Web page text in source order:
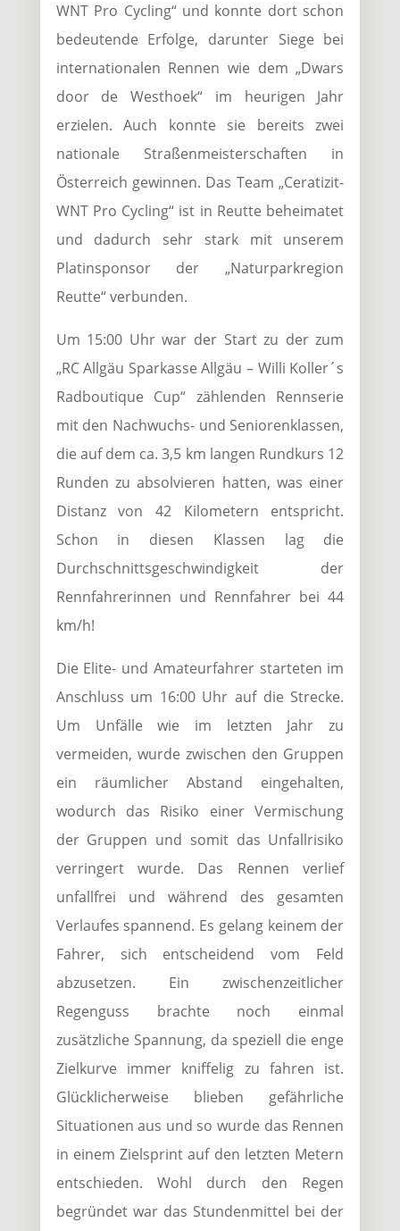
WNT Pro Cycling“ und konnte dort schon
bedeutende Erfolge, darunter Siege bei
internationalen Rennen wie dem „Dwars
door de Westhoek“ im heurigen Jahr
erzielen. Auch konnte sie bereits zwei
nationale Straßenmeisterschaften in
Österreich gewinnen. Das Team „Ceratizit-
WNT Pro Cycling“ ist in Reutte beheimatet
und dadurch sehr stark mit unserem
Platinsponsor der „Naturparkregion
Reutte“ verbunden.
Um 15:00 Uhr war der Start zu der zum
„RC Allgäu Sparkasse Allgäu – Willi Koller´s
Radboutique Cup“ zählenden Rennserie
mit den Nachwuchs- und Seniorenklassen,
die auf dem ca. 3,5 km langen Rundkurs 12
Runden zu absolvieren hatten, was einer
Distanz von 42 Kilometern entspricht.
Schon in diesen Klassen lag die
Durchschnittsgeschwindigkeit der
Rennfahrerinnen und Rennfahrer bei 44
km/h!
Die Elite- und Amateurfahrer starteten im
Anschluss um 16:00 Uhr auf die Strecke.
Um Unfälle wie im letzten Jahr zu
vermeiden, wurde zwischen den Gruppen
ein räumlicher Abstand eingehalten,
wodurch das Risiko einer Vermischung
der Gruppen und somit das Unfallrisiko
verringert wurde. Das Rennen verlief
unfallfrei und während des gesamten
Verlaufes spannend. Es gelang keinem der
Fahrer, sich entscheidend vom Feld
abzusetzen. Ein zwischenzeitlicher
Regenguss brachte noch einmal
zusätzliche Spannung, da speziell die enge
Zielkurve immer kniffelig zu fahren ist.
Glücklicherweise blieben gefährliche
Situationen aus und so wurde das Rennen
in einem Zielsprint auf den letzten Metern
entschieden. Wohl durch den Regen
begründet war das Stundenmittel bei der